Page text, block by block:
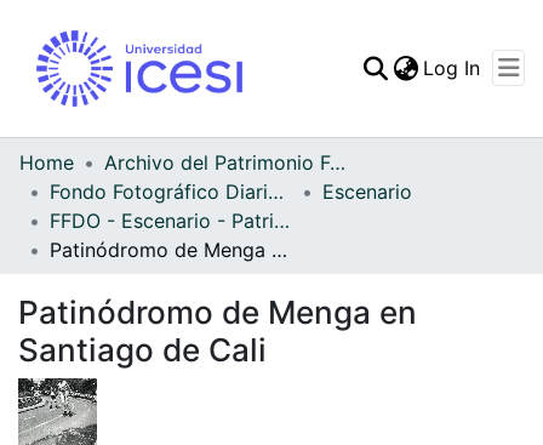
Statistics
Log In
Home
Archivo del Patrimonio Fotográfico y Fílmico del Valle del Cauca
Fondo Fotográfico Diario Occidente
Escenario
FFDO - Escenario - Patrimonial
Patinódromo de Menga en Santiago de Cali
Patinódromo de Menga en
Santiago de Cali